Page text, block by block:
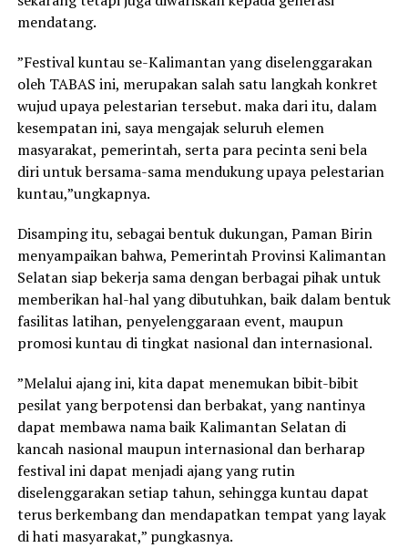
mendatang.
”Festival kuntau se-Kalimantan yang diselenggarakan
oleh TABAS ini, merupakan salah satu langkah konkret
wujud upaya pelestarian tersebut. maka dari itu, dalam
kesempatan ini, saya mengajak seluruh elemen
masyarakat, pemerintah, serta para pecinta seni bela
diri untuk bersama-sama mendukung upaya pelestarian
kuntau,”ungkapnya.
Disamping itu, sebagai bentuk dukungan, Paman Birin
menyampaikan bahwa, Pemerintah Provinsi Kalimantan
Selatan siap bekerja sama dengan berbagai pihak untuk
memberikan hal-hal yang dibutuhkan, baik dalam bentuk
fasilitas latihan, penyelenggaraan event, maupun
promosi kuntau di tingkat nasional dan internasional.
”Melalui ajang ini, kita dapat menemukan bibit-bibit
pesilat yang berpotensi dan berbakat, yang nantinya
dapat membawa nama baik Kalimantan Selatan di
kancah nasional maupun internasional dan berharap
festival ini dapat menjadi ajang yang rutin
diselenggarakan setiap tahun, sehingga kuntau dapat
terus berkembang dan mendapatkan tempat yang layak
di hati masyarakat,” pungkasnya.